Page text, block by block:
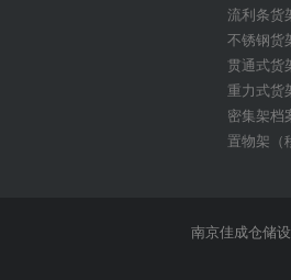
流利条货
不锈钢货
贯通式货
重力式货
密集架档
置物架（
南京佳成仓储